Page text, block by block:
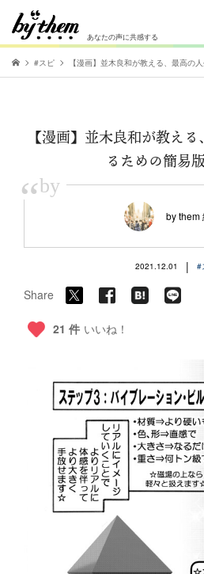
あなたの声に共感する
#スピ 【漫画】並木良和が教える、最高の
【漫画】並木良和が教え
るための簡易
“by
by them
2021.12.01 | #
Share
21 件 いいね！